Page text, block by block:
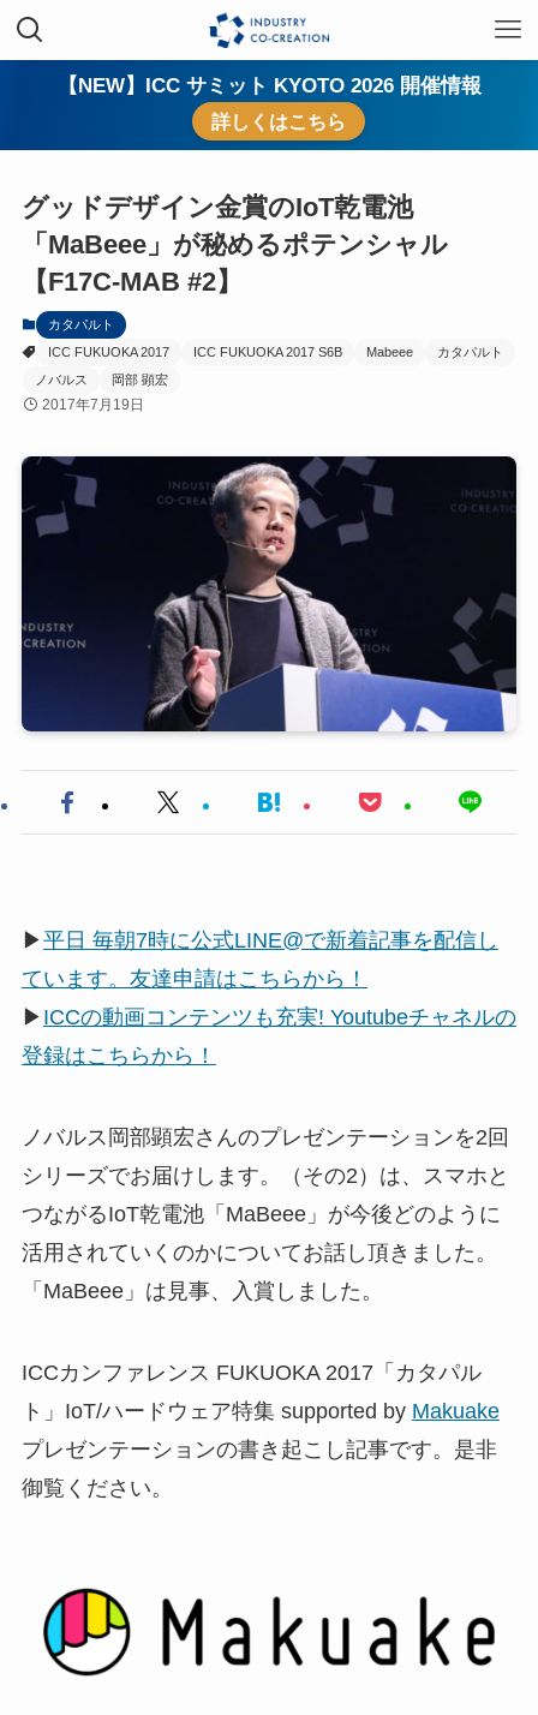
【NEW】ICC サミット KYOTO 2026 開催情報
詳しくはこちら
グッドデザイン金賞のIoT乾電池
「MaBeee」が秘めるポテンシャル
【F17C-MAB #2】
カタパルト
ICC FUKUOKA 2017
ICC FUKUOKA 2017 S6B Mabeee
カタパルト
ノバルス
岡部 顕宏
2017年7月19日
▶平日 毎朝7時に公式LINE@で新着記事を配信し
ています。友達申請はこちらから！
▶ ICCの動画コンテンツも充実! Youtubeチャネルの
登録はこちらから！
ノバルス岡部顕宏さんのプレゼンテーションを2回
シリーズでお届けします。（その2）は、スマホと
つながるIoT乾電池「MaBeee」が今後どのように
活用されていくのかについてお話し頂きました。
「MaBeee」は見事、入賞しました。
ICCカンファレンス FUKUOKA 2017「カタパル
ト」IoT/ハードウェア特集 supported by Makuake
プレゼンテーションの書き起こし記事です。是非
御覧ください。